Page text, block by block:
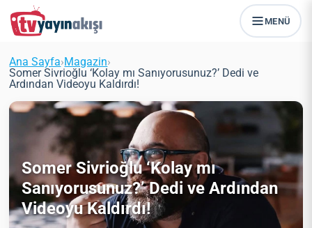
MENÜ
Ana Sayfa›Magazin›
Somer Sivrioğlu ‘Kolay mı Sanıyorusunuz?’ Dedi ve
Ardından Videoyu Kaldırdı!
Somer Sivrioğlu ‘Kolay mı
Sanıyorusunuz?’ Dedi ve Ardından
Videoyu Kaldırdı!